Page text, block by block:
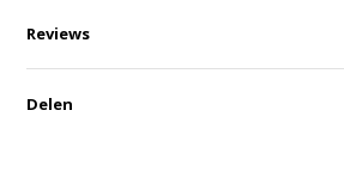
Reviews
Delen